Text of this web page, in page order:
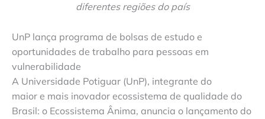
diferentes regiões do país
UnP lança programa de bolsas de estudo e
oportunidades de trabalho para pessoas em
vulnerabilidade
A Universidade Potiguar (UnP), integrante do
maior e mais inovador ecossistema de qualidade do
Brasil: o Ecossistema Ânima, anuncia o lançamento do